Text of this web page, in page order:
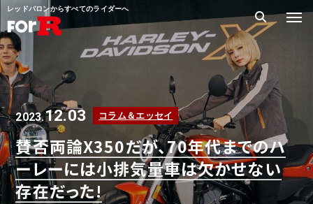
レッドバロンからすべてのライダーへ
2023.12.03 コラム＆エッセイ
賛否両論X350だが、70年代までのハ
ーレーには小排気量車は欠かせない
存在だった!